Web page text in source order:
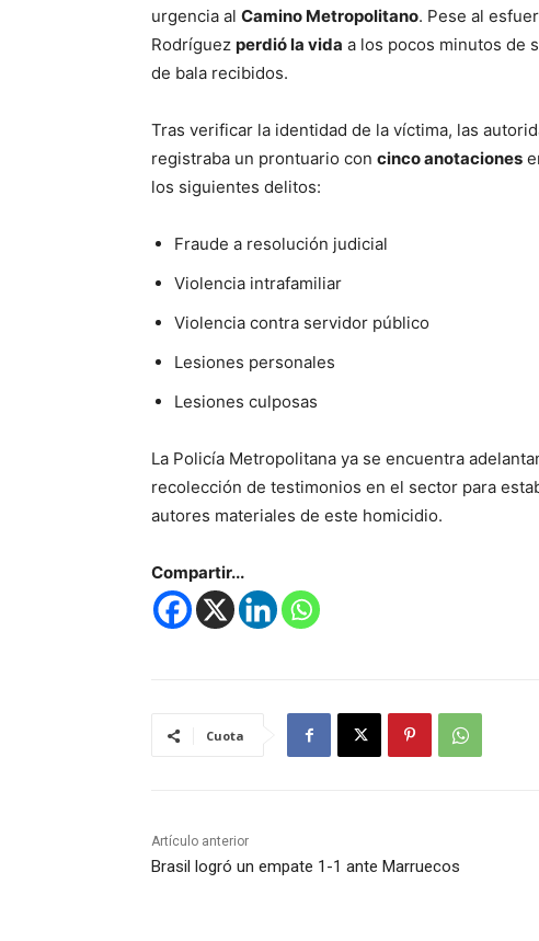
urgencia al Camino Metropolitano. Pese al
Rodríguez perdió la vida a los pocos minutos de
de bala recibidos.
Tras verificar la identidad de la víctima, las
registraba un prontuario con cinco anotaciones
los siguientes delitos:
Fraude a resolución judicial
Violencia intrafamiliar
Violencia contra servidor público
Lesiones personales
Lesiones culposas
La Policía Metropolitana ya se encuentra
recolección de testimonios en el sector para
autores materiales de este homicidio.
Compartir...
Cuota
Artículo anterior
Brasil logró un empate 1-1 ante Marruecos